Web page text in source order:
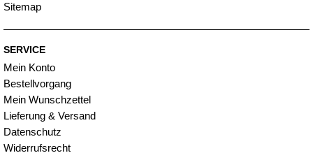
Sitemap
SERVICE
Mein Konto
Bestellvorgang
Mein Wunschzettel
Lieferung & Versand
Datenschutz
Widerrufsrecht